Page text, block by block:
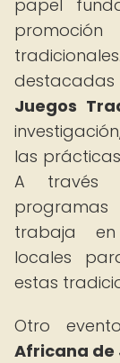
papel
Juegos
las
A través
trabaja
locales
estas
Otro
Africana de